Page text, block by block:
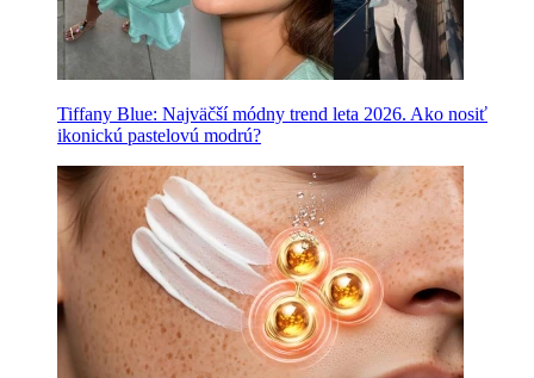
Tiffany Blue: Najväčší módny trend leta 2026. Ako nosiť
ikonickú pastelovú modrú?